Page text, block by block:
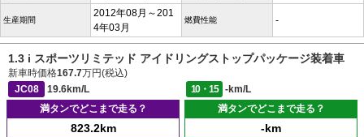
生産期間
2012年08月～201
4年03月
燃費性能 -
1.3 i スポーツリミテッド アイドリングストップパッケージ装着車
新車時価格167.7万円(税込)
JC08
19.6km/L 10・15
-km/L
満タンでどこまで走る？
823.2km
満タンでどこまで走る？
-km